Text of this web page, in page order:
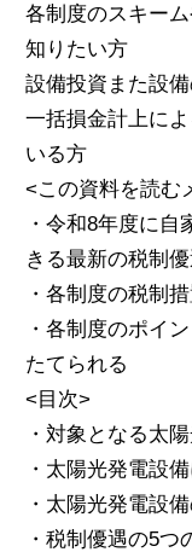
各制度のスキー
知りたい方
設備投資また設
一括損金計上に
いる方
<この資料を読む
・令和8年度に
きる最新の税制
・各制度の税制
・各制度のポイ
たてられる
<目次>
・対象となる太
・太陽光発電設
・太陽光発電設
・税制優遇の5つ